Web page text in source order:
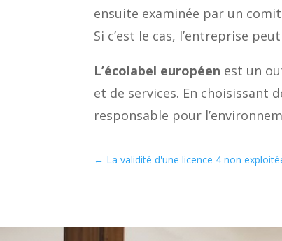
ensuite examinée par un
Si c’est le cas, l’entreprise
L’écolabel européen est un
et de services. En choisissant
responsable pour
← La validité d'une licence 4 non